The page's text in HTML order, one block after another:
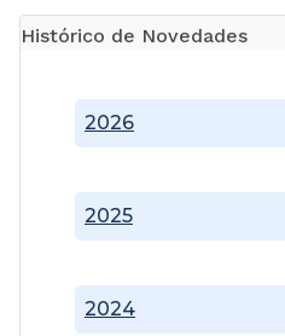
Histórico de Novedades
2024
2025
2026